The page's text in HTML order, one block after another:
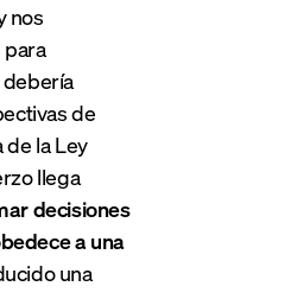
nos
para
debería
de
de la Ley
llega
decisiones
a una
una